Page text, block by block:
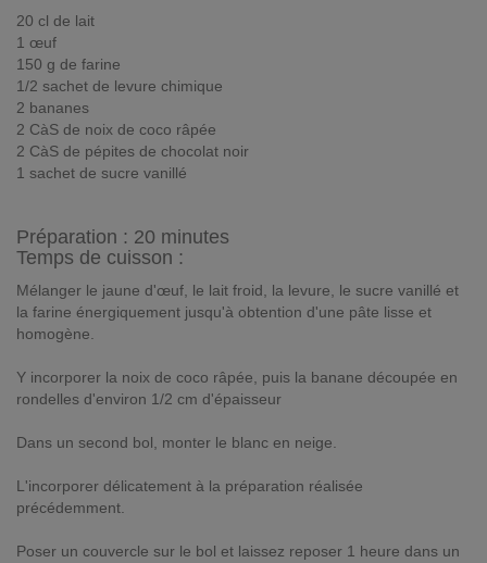
20 cl de lait
1 œuf
150 g de farine
1/2 sachet de levure chimique
2 bananes
2 CàS de noix de coco râpée
2 CàS de pépites de chocolat noir
1 sachet de sucre vanillé
Préparation : 20 minutes
Temps de cuisson :
Mélanger le jaune d'œuf, le lait froid, la levure, le sucre vanillé et
la farine énergiquement jusqu'à obtention d'une pâte lisse et
homogène.
Y incorporer la noix de coco râpée, puis la banane découpée en
rondelles d'environ 1/2 cm d'épaisseur
Dans un second bol, monter le blanc en neige.
L'incorporer délicatement à la préparation réalisée
précédemment.
Poser un couvercle sur le bol et laissez reposer 1 heure dans un